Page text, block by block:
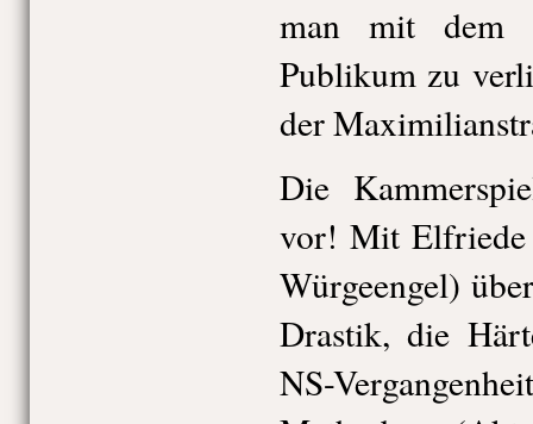
man mit dem
Publikum zu
der
Die
vor! Mit Elfriede
Würgeengel)
Drastik, die
NS-